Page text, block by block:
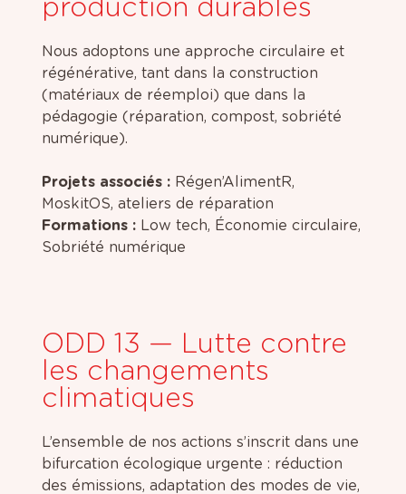
production durables
Nous adoptons une approche circulaire et
régénérative, tant dans la construction
(matériaux de réemploi) que dans la
pédagogie (réparation, compost, sobriété
numérique).
Projets associés :Régen’AlimentR,
MoskitOS, ateliers de réparation
Formations :Low tech, Économie circulaire,
Sobriété numérique
ODD 13 — Lutte contre
les changements
climatiques
L’ensemble de nos actions s’inscrit dans une
bifurcation écologique urgente : réduction
des émissions, adaptation des modes de vie,